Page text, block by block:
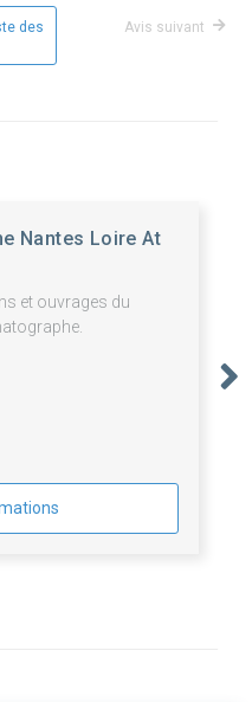
des
Avis suivant
Nantes Loire At
et ouvrages du